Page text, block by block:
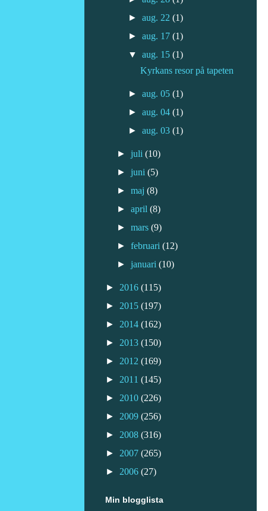
►aug. 22(1)
►aug. 17(1)
▼aug. 15(1)
Kyrkans resor på tapeten
►aug. 05(1)
►aug. 04(1)
►aug. 03(1)
►juli(10)
►juni(5)
►maj(8)
►april(8)
►mars(9)
►februari(12)
►januari(10)
► 2016 (115)
► 2015 (197)
► 2014 (162)
► 2013 (150)
► 2012 (169)
► 2011 (145)
► 2010 (226)
► 2009 (256)
► 2008 (316)
► 2007 (265)
► 2006 (27)
Min blogglista